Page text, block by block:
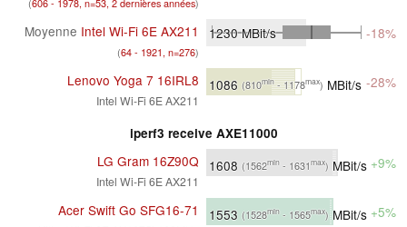
(606 - 1978, n=53, 2 dernières années)
Moyenne Intel Wi-Fi 6E AX211
(64 - 1921, n=276)
1230MBit/s -18%
Lenovo Yoga 7 16IRL8
Intel Wi-Fi 6E AX211
1086 (810min- 1178max) MBit/s -28%
iperf3 receive AXE11000
LG Gram 16Z90Q
Intel Wi-Fi 6E AX211
1608 (1562min - 1631max) MBit/s +9%
Acer Swift Go SFG16-71 1553 (1528min - 1565max)MBit/s +5%